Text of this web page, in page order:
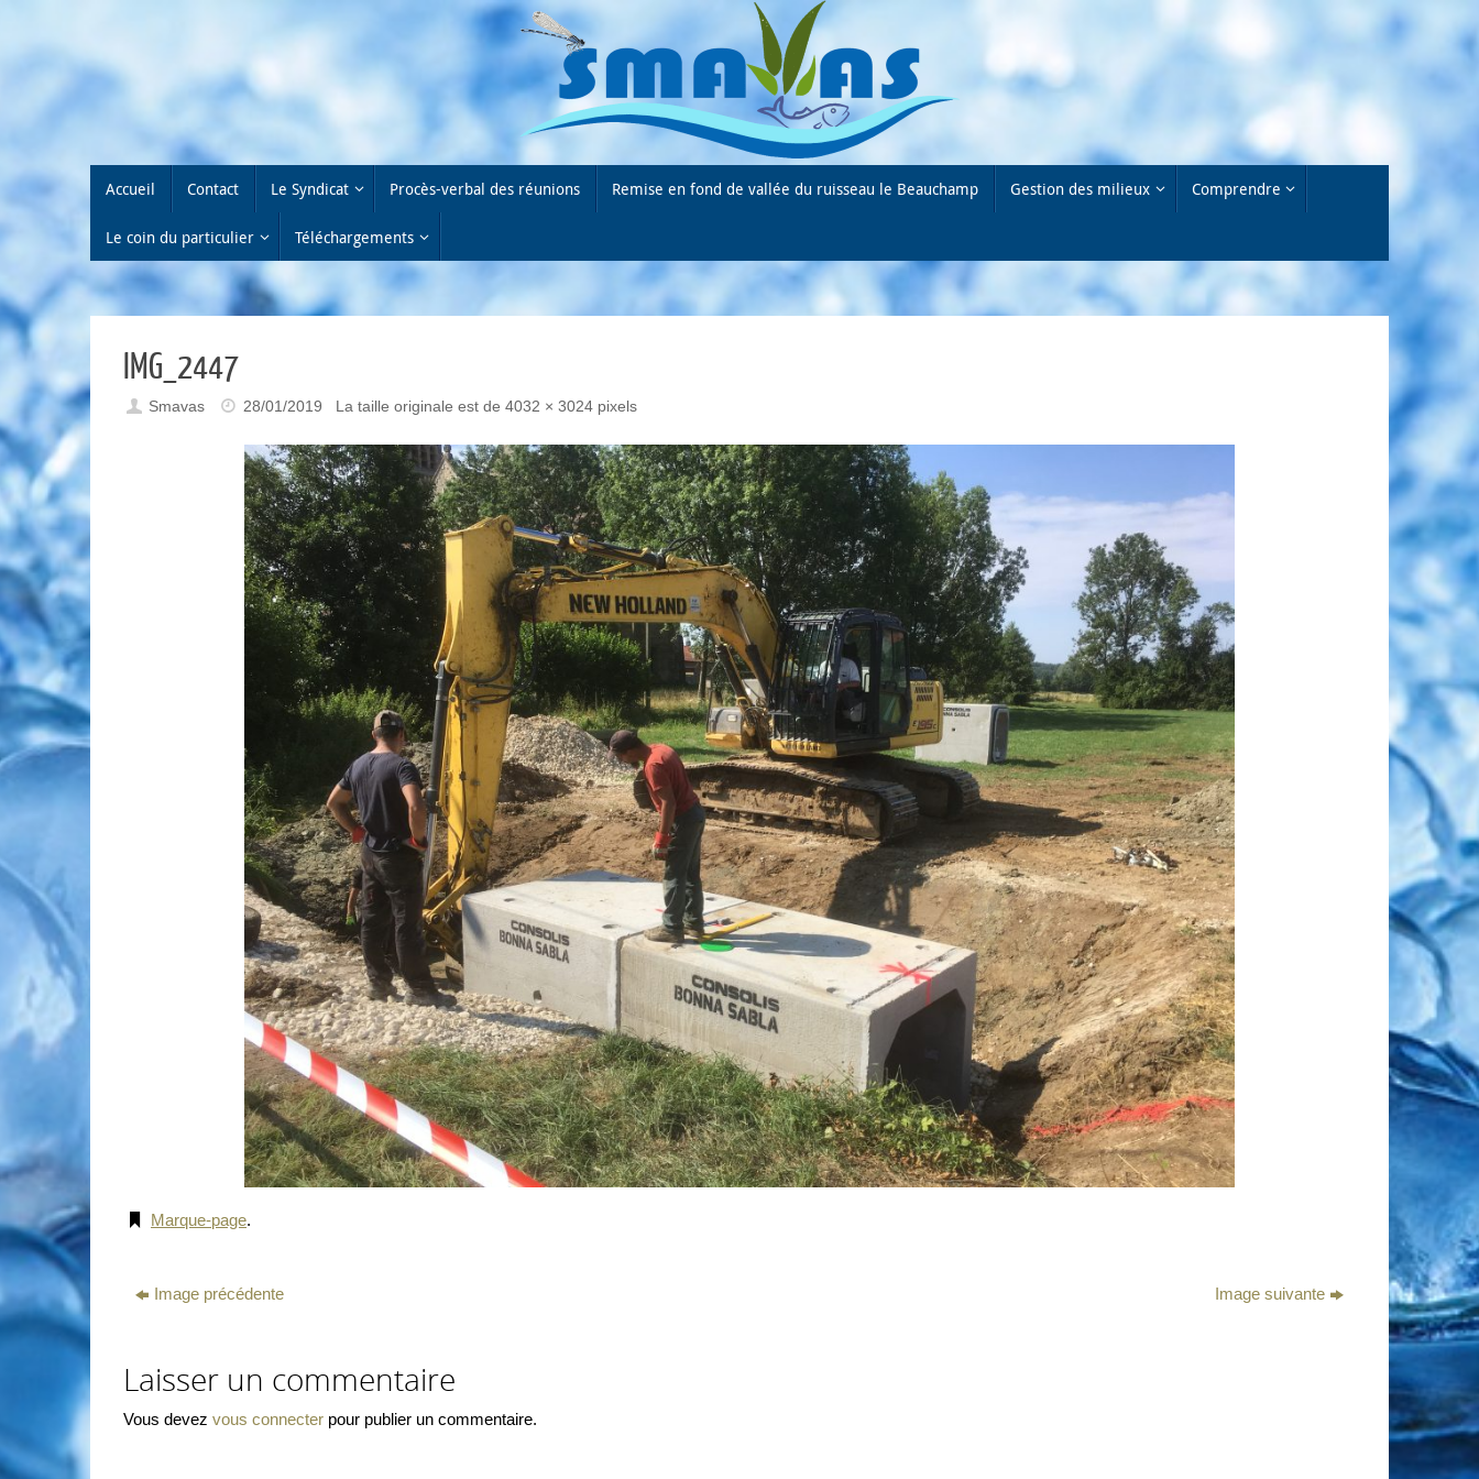
auAccueil Contact Le Syndicat Procès-verbal des réunions Remise en fond de vallée du ruisseau le Beauchamp Gestion des milieux Comprendre
Le coin du particulier Téléchargements
IMG_2447
Smavas 28/01/2019 La taille originale est de4032 × 3024 pixels
Marque-page.
Image précédente Image suivante
Laisser un commentaire
Vous devez vous connecter pour publier un commentaire.